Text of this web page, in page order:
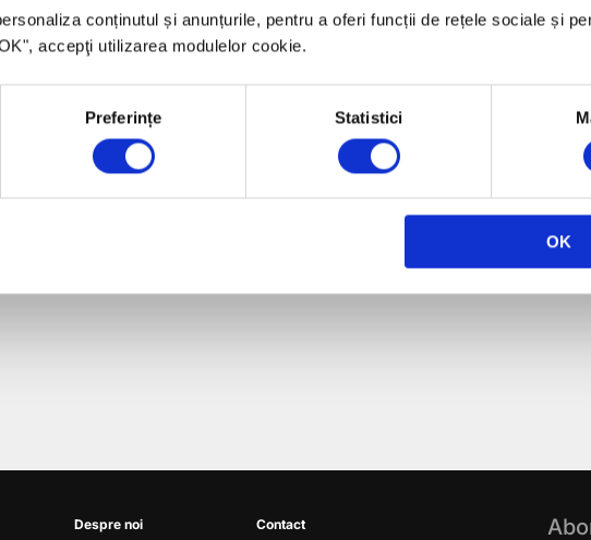
conținutul și anunțurile, pentru a oferi funcții de rețele sociale și
accepţi utilizarea modulelor cookie.
Preferințe Statistici
OK
care lasă impresia că sunt organizate « de dragul organizării
dragul justificării unor bani subvenţionaţi.
sit amet, consectetur adipiscing elit. Nam sed posuere libero.
tristique, enim risus dictum felis, eget scelerisque arcu turpis id
Despre noi
Contact